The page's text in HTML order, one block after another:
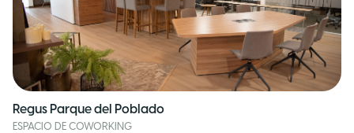
Regus Parque del Poblado
ESPACIO DE COWORKING